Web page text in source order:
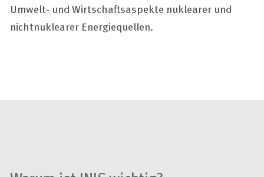
Umwelt- und Wirtschaftsaspekte nuklearer und
nichtnuklearer Energiequellen.